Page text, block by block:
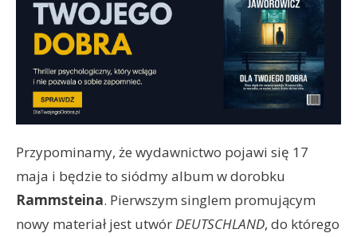
Przypominamy, że wydawnictwo pojawi się 17
maja i będzie to siódmy album w dorobku
Rammsteina. Pierwszym singlem promującym
nowy materiał jest utwórDEUTSCHLAND, do którego